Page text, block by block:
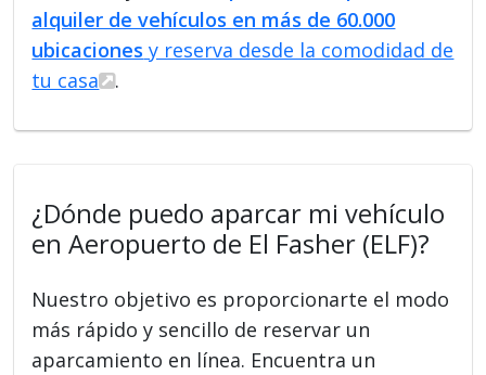
alquiler de vehículos en más de 60.000
ubicaciones y reserva desde la comodidad de
tu casa
.
¿Dónde puedo aparcar mi vehículo
en Aeropuerto de El Fasher (ELF)?
Nuestro objetivo es proporcionarte el modo
más rápido y sencillo de reservar un
aparcamiento en línea. Encuentra un